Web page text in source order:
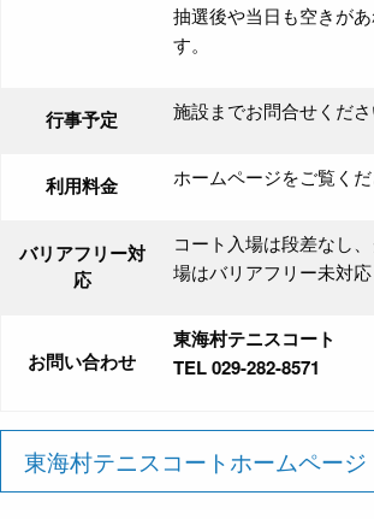
抽選後や当日も空きが
す。
行事予定 施設までお問合せくだ
利用料金 ホームページをご覧く
バリアフリー対
応
コート入場は段差なし
場はバリアフリー未対応
お問い合わせ
東海村テニスコート
TEL 029-282-8571
東海村テニスコートホームページ